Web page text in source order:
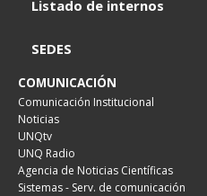
Listado de internos
SEDES
COMUNICACIÓN
Comunicación Institucional
Noticias
UNQtv
UNQ Radio
Agencia de Noticias Científicas
Sistemas - Serv. de comunicación